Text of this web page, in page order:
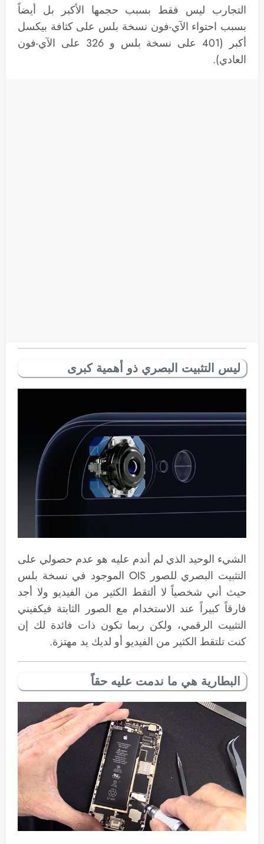
التجارب ليس فقط بسبب حجمها الأكبر بل أيضاً
بسبب احتواء الآي-فون نسخة بلس على كثافة بيكسل
أكبر (401 على نسخة بلس و 326 على الآي-فون
العادي).
ليس التثبيت البصري ذو أهمية كبرى
الشيء الوحيد الذي لم أندم عليه هو عدم حصولي على
التثبيت البصري للصور OIS الموجود في نسخة بلس
حيث أني شخصياً لا ألتقط الكثير من الفيديو ولا أجد
فارقاً كبيراً عند الاستخدام مع الصور الثابتة فيكفيني
التثبيت الرقمي، ولكن ربما تكون ذات فائدة لك إن
كنت تلتقط الكثير من الفيديو أو لديك يد مهتزة.
البطارية هي ما ندمت عليه حقاً